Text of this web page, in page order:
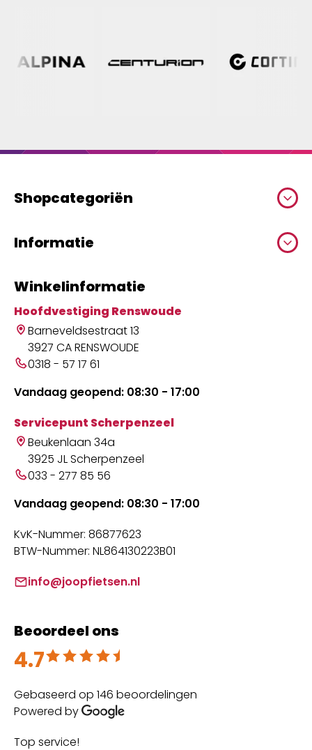
Shopcategoriën
Informatie
Winkelinformatie
Hoofdvestiging Renswoude
Barneveldsestraat 13
3927 CA RENSWOUDE
0318 - 57 17 61
Vandaag geopend: 08:30 - 17:00
Servicepunt Scherpenzeel
Beukenlaan 34a
3925 JL Scherpenzeel
033 - 277 85 56
Vandaag geopend: 08:30 - 17:00
KvK-Nummer: 86877623
BTW-Nummer: NL864130223B01
info@joopfietsen.nl
Beoordeel ons
4.7
Beoordeeld met 4.7 uit 5
Gebaseerd op 146 beoordelingen
Powered by
Top service!